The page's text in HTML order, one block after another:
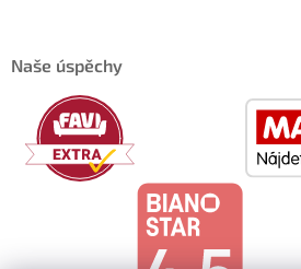
Naše úspěchy